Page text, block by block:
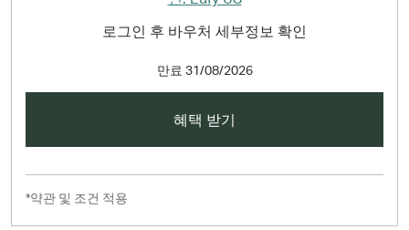
로그인 후 바우처 세부정보 확인
만료 31/08/2026
혜택 받기
*약관 및 조건 적용